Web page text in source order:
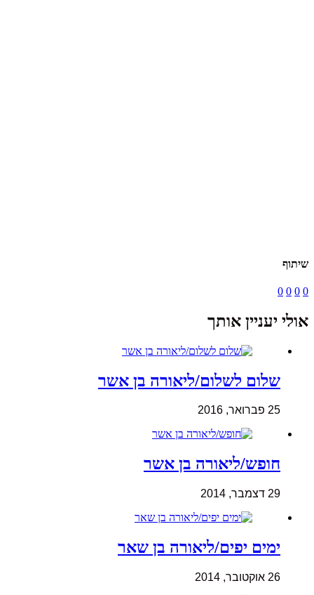
שיתוף
0
0
0
0
אולי יעניין אותך
שלום לשלום/ליאורה בן אשר
25 פברואר, 2016
חופש/ליאורה בן אשר
29 דצמבר, 2014
ימים יפים/ליאורה בן שאר
26 אוקטובר, 2014